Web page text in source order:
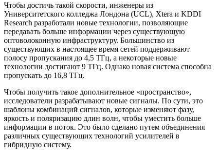
Чтобы достичь такой скорости, инженеры из
Университетского колледжа Лондона (UCL), Xtera и KDDI
Research разработали новые технологии, позволяющие
передавать больше информации через существующую
оптоволоконную инфраструктуру. Большинство из
существующих в настоящее время сетей поддерживают
полосу пропускания до 4,5 ТГц, а некоторые новые
технологии достигают 9 ТГц. Однако новая система способна
пропускать до 16,8 ТГц.
Чтобы получить такое дополнительное «пространство»,
исследователи разрабатывают новые сигналы. По сути, это
шаблоны комбинаций сигналов, которые изменяют фазу,
яркость и поляризацию длин волн, чтобы уместить больше
информации в поток. Это было сделано путем объединения
различных существующих технологий усилителей в
гибридную систему.